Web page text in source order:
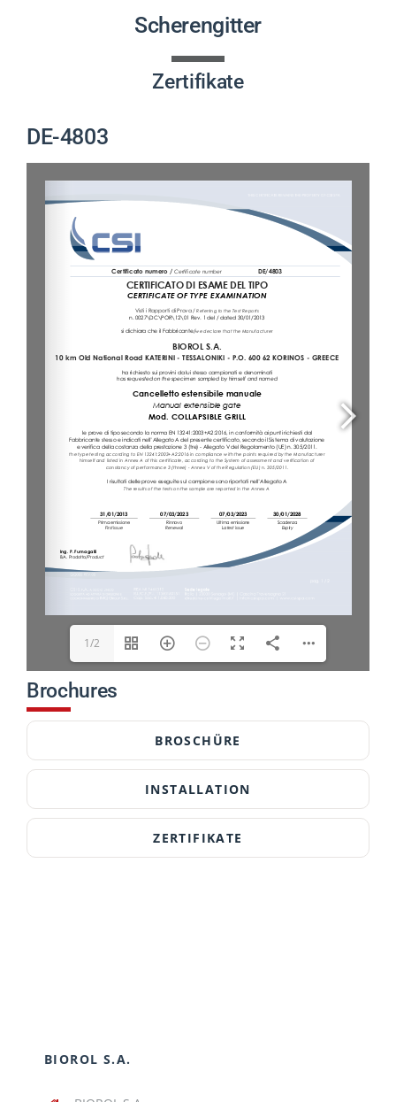
CONTACT
DEUTSCH
Scherengitter
Zertifikate
DE-4803
1/2
Brochures
BROSCHÜRE
INSTALLATION
ZERTIFIKATE
BIOROL S.A.